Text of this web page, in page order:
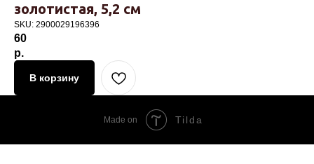
золотистая, 5,2 см
SKU: 2900029196396
60
р.
В корзину
Made on Tilda